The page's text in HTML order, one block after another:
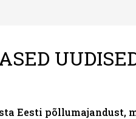
Eesti põllumajandust,